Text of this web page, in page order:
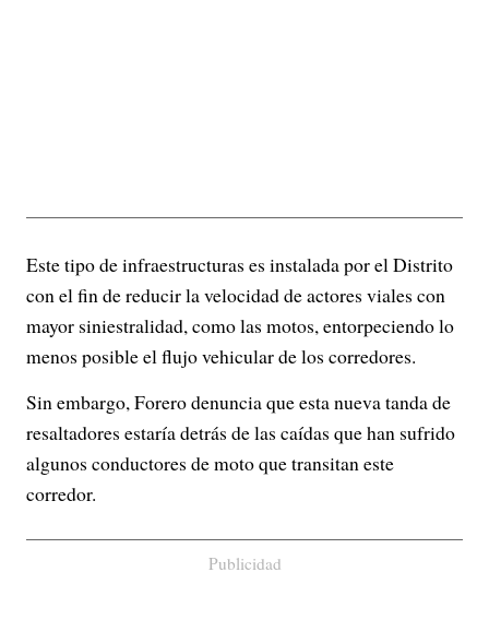
Este tipo de infraestructuras es instalada por el Distrito
con el fin de reducir la velocidad de actores viales con
mayor siniestralidad, como las motos, entorpeciendo lo
menos posible el flujo vehicular de los corredores.
Sin embargo, Forero denuncia que esta nueva tanda de
resaltadores estaría detrás de las caídas que han sufrido
algunos conductores de moto que transitan este
corredor.
Publicidad